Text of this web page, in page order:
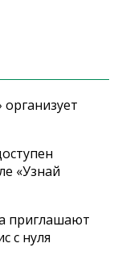
«Узнай
приглашают
с нуля